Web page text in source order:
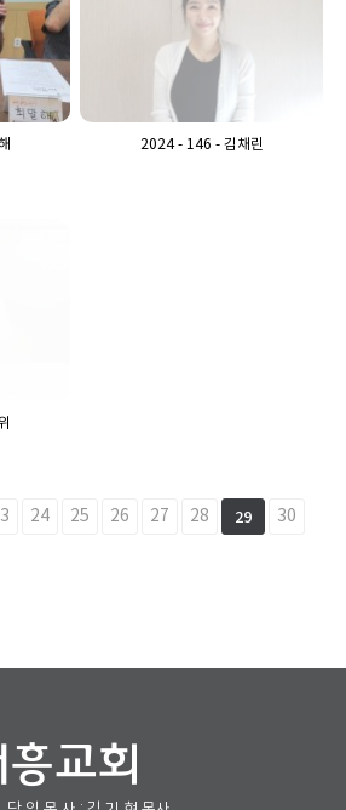
2024 - 146 - 김채린
24 25 26 27 28 29 30